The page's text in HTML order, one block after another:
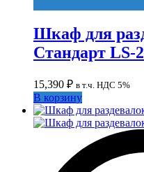
Шкаф для
Стандарт LS-
15,390 ₽ в т.ч. НДС 5%
В корзину